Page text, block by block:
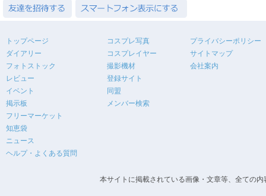
トップページ
ダイアリー
フォトストック
レビュー
イベント
掲示板
フリーマーケット
知恵袋
ニュース
ヘルプ・よくある質問
コスプレ写真
コスプレイヤー
撮影機材
登録サイト
同盟
メンバー検索
プライバシーポリシー
サイトマップ
会社案内
本サイトに掲載されている画像・文章等、全ての